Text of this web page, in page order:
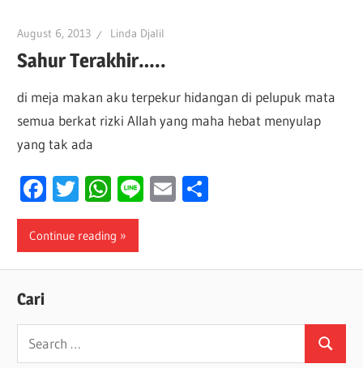
August 6, 2013 Linda Djalil
Sahur Terakhir…..
di meja makan aku terpekur hidangan di pelupuk mata
semua berkat rizki Allah yang maha hebat menyulap
yang tak ada
Facebook
Twitter
WhatsApp
LineEmail
Continue reading
Cari
Search
for:
Search